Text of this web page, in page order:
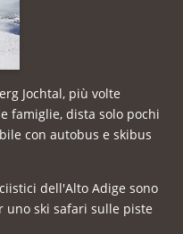
Jochtal, più volte
famiglie, dista solo pochi
con autobus e skibus
dell'Alto Adige sono
uno ski safari sulle piste